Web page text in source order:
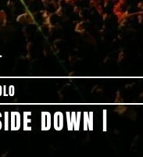
DOWN |